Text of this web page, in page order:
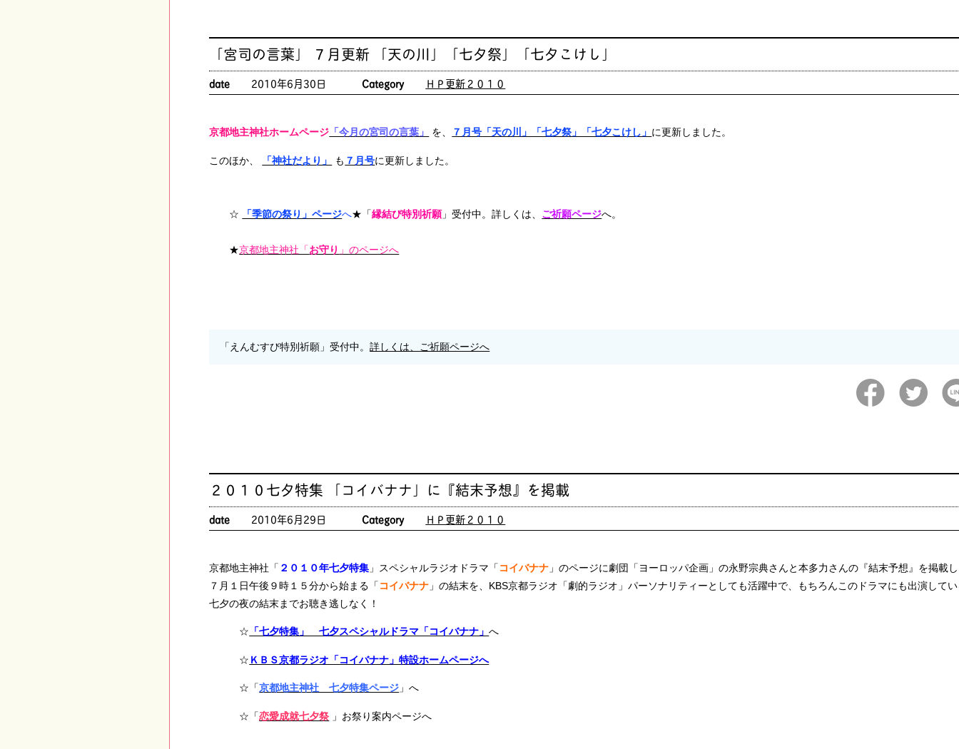
「宮司の言葉」 ７月更新 「天の川」「七夕祭」「七夕こけし」
date 2010年6月30日 Category ＨＰ更新２０１０
京都地主神社ホームページ 「今月の宮司の言葉」 を、 ７月号「天の川」「七夕祭」「七夕こけし」 に更新しました。
このほか、 「神社だより」 も ７月号に更新しました。
☆ 「季節の祭り」ページへ★「縁結び特別祈願」受付中。詳しくは、 ご祈願ページへ。
★京都地主神社「お守り 」のページへ
「えんむすび特別祈願」受付中。詳しくは、ご祈願ページへ
２０１０七夕特集 「コイバナナ」に『結末予想』を掲載
date 2010年6月29日 Category ＨＰ更新２０１０
京都地主神社「 ２０１０年七夕特集 」スペシャルラジオドラマ「 コイバナナ 」のページに劇団「ヨーロッパ企画」の永野宗典さんと本多力さんの『結末予想』を掲載
７月１日午後９時１５分から始まる「 コイバナナ 」の結末を、KBS京都ラジオ「劇的ラジオ」パーソナリティーとしても活躍中で、もちろんこのドラマにも出演して
七夕の夜の結末までお聴き逃しなく！
☆ 「七夕特集」 七夕スペシャルドラマ「コイバナナ」へ
☆ ＫＢＳ京都ラジオ「コイバナナ」特設ホームページへ
☆「京都地主神社 七夕特集ページ 」へ
☆「恋愛成就七夕祭 」お祭り案内ページへ